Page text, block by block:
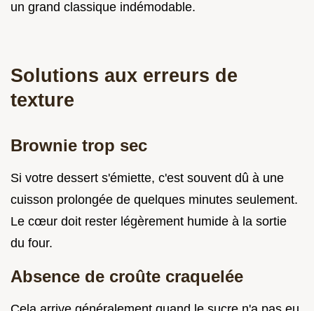
un grand classique indémodable.
Solutions aux erreurs de
texture
Brownie trop sec
Si votre dessert s'émiette, c'est souvent dû à une
cuisson prolongée de quelques minutes seulement.
Le cœur doit rester légèrement humide à la sortie
du four.
Absence de croûte craquelée